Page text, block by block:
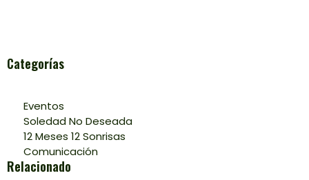
Categorías
Eventos
Soledad No Deseada
12 Meses 12 Sonrisas
Comunicación
Relacionado